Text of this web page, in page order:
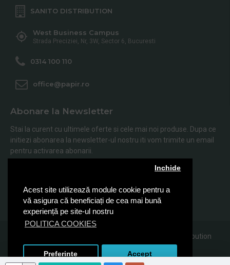
Acest site utilizează module cookie pentru a
vă asigura că beneficiați de cea mai bună
experiență pe site-ul nostru
POLITICA COOKIES
Inchide
Preferinte Accept
SANITO DISTRIBUTION
West Business Campus
Strada Preciziei, Nr, 3W, Sector 6, Bucuresti
0314 100 110
office@papir.ro
Abonare la Newsletter
Stai la curent cu ultimele oferte si cele mai noi produse. Dupa ce
initiezi abonarea la newsletter-ul nostru iti vom trimite un email
pentru activarea abonarii.
Abonare
Am citit şi sunt de acord cu Politica de Confidentialitate
© 2019, Papir.ro, Toate drepturile rezervate Sanito Distribution